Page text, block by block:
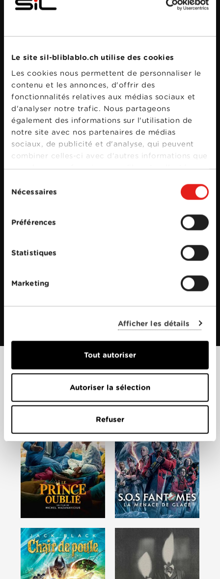
Le site sil-bliblablo.ch utilise des cookies
Les cookies nous permettent de personnaliser le
contenu et les annonces, d'offrir des
fonctionnalités relatives aux médias sociaux et
d'analyser notre trafic. Nous partageons
également des informations sur l'utilisation de
notre site avec nos partenaires de médias
sociaux, de publicité et d'analyse, qui peuvent
combiner celles-ci avec d'autres informations que
vous leur avez fournies ou qu'ils ont collectées
duNécessaires
Préférences
Statistiques
Marketing
Afficher les détails
Tout autoriser
Autoriser la sélection
Refuser
Bande annonce
Films apparentés